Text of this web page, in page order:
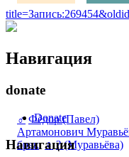
♂ Фёдор (Павел)
Артамонович
брак:♀ ? (Муравьёва)
Навигация
donate
Donate
Навигация